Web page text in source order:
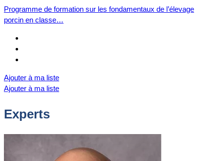
Programme de formation sur les fondamentaux de l’élevage
porcin en classe…
Ajouter à ma liste
Ajouter à ma liste
Experts